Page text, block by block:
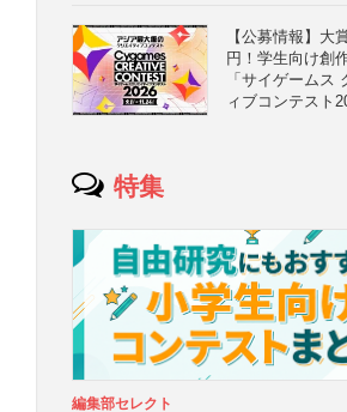
【公募情報】大
円！学生向け創
「サイゲームス
ィブコンテスト
特集
編集部セレクト